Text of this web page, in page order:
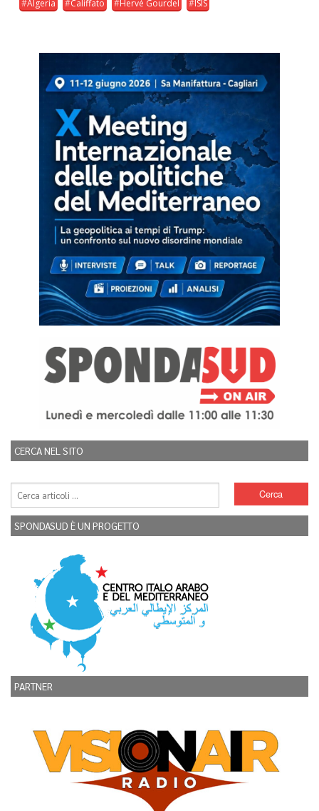
Algeria Califfato Hervé Gourdel ISIS
CERCA NEL SITO
SPONDASUD È UN PROGETTO
PARTNER